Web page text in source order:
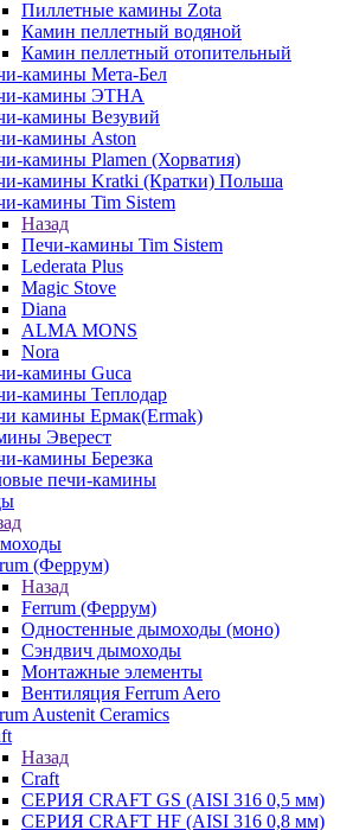
Пиллетные камины Zota
Камин пеллетный водяной
Камин пеллетный отопительный
камины Мета-Бел
камины ЭТНА
камины Везувий
камины Aston
камины Plamen (Хорватия)
камины Kratki (Кратки) Польша
камины Tim Sistem
Назад
Печи-камины Tim Sistem
Lederata Plus
Magic Stove
Diana
ALMA MONS
Nora
камины Guca
камины Теплодар
камины Ермак(Ermak)
Эверест
камины Березка
печи-камины
(Феррум)
Назад
Ferrum (Феррум)
Одностенные дымоходы (моно)
Сэндвич дымоходы
Монтажные элементы
Вентиляция Ferrum Aero
Austenit Ceramics
Назад
Craft
СЕРИЯ CRAFT GS (AISI 316 0,5 мм)
СЕРИЯ CRAFT HF (AISI 316 0,8 мм)